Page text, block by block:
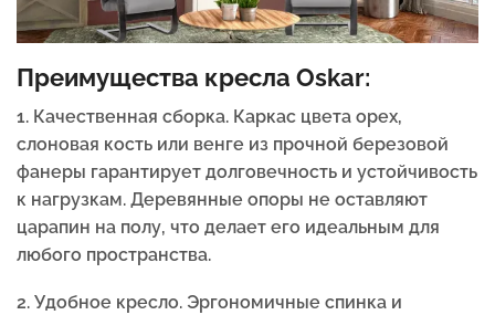
Преимущества кресла Oskar:
1. Качественная сборка. Каркас цвета орех,
слоновая кость или венге из прочной березовой
фанеры гарантирует долговечность и устойчивость
к нагрузкам. Деревянные опоры не оставляют
царапин на полу, что делает его идеальным для
любого пространства.
2. Удобное кресло. Эргономичные спинка и